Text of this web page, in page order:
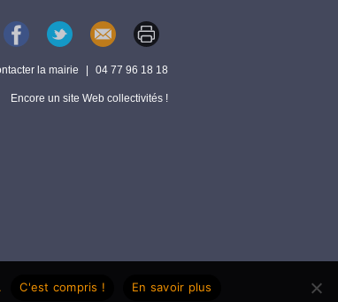
la mairie 04 77 96 18 18
Encore un site Web collectivités !
C'est compris ! En savoir plus